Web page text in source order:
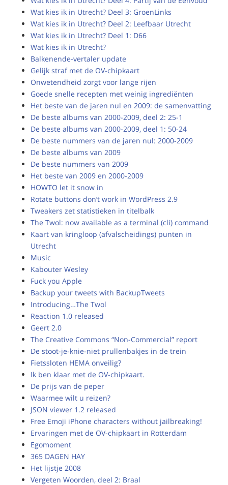
Wat kies ik in Utrecht? Deel 3: GroenLinks
Wat kies ik in Utrecht? Deel 2: Leefbaar Utrecht
Wat kies ik in Utrecht? Deel 1: D66
Wat kies ik in Utrecht?
Balkenende-vertaler update
Gelijk straf met de OV-chipkaart
Onwetendheid zorgt voor lange rijen
Goede snelle recepten met weinig ingrediënten
Het beste van de jaren nul en 2009: de samenvatting
De beste albums van 2000-2009, deel 2: 25-1
De beste albums van 2000-2009, deel 1: 50-24
De beste nummers van de jaren nul: 2000-2009
De beste albums van 2009
De beste nummers van 2009
Het beste van 2009 en 2000-2009
HOWTO let it snow in
Rotate buttons don’t work in WordPress 2.9
Tweakers zet statistieken in titelbalk
The Twol: now available as a terminal (cli) command
Kaart van kringloop (afvalscheidings) punten in
Utrecht
Music
Kabouter Wesley
Fuck you Apple
Backup your tweets with BackupTweets
Introducing…The Twol
Reaction 1.0 released
Geert 2.0
The Creative Commons “Non-Commercial” report
De stoot-je-knie-niet prullenbakjes in de trein
Fietssloten HEMA onveilig?
Ik ben klaar met de OV-chipkaart.
De prijs van de peper
Waarmee wilt u reizen?
JSON viewer 1.2 released
Free Emoji iPhone characters without jailbreaking!
Ervaringen met de OV-chipkaart in Rotterdam
Egomoment
365 DAGEN HAY
Het lijstje 2008
Vergeten Woorden, deel 2: Braal